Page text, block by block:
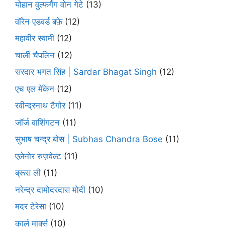
योहान वुल्फगैंग वोन गेटे (13)
वॉरेन एडवर्ड बफ़े(12)
महावीर स्वामी (12)
चार्ली चैपलिन (12)
सरदार भगत सिंह | Sardar Bhagat Singh (12)
एच एल मेंकेन (12)
रवीन्द्रनाथ टैगोर(11)
जॉर्ज वाशिंगटन (11)
सुभाष चन्द्र बोस | Subhas Chandra Bose (11)
एलेनोर रुज़वेल्ट (11)
ब्रूस ली (11)
नरेन्द्र दामोदरदास मोदी (10)
मदर टेरेसा (10)
कार्ल मार्क्स(10)